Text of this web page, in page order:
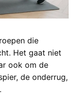
die
Het gaat niet
ook om de
de onderrug,